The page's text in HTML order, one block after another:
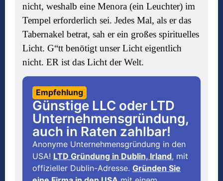
nicht, weshalb eine Menora (ein Leuchter) im
Tempel erforderlich sei. Jedes Mal, als er das
Tabernakel betrat, sah er ein großes spirituelles
Licht. G“tt benötigt unser Licht eigentlich
nicht. ER ist das Licht der Welt.
Empfehlung
Günstige LLC oder LTD
Unternehmensgründung,
auch in Raten zahlbar!
Anonyme Unternehmensgründung in den
USA! LTD Gründung in Dublin, Irland, mit
offizieller Dublin-Adresse. Gründen Sie